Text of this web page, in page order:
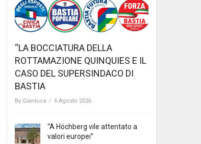
“LA BOCCIATURA DELLA
ROTTAMAZIONE QUINQUIES E IL
CASO DEL SUPERSINDACO DI
BASTIA
By Gianluca / 6 Agosto 2026
“A Höchberg vile attentato a
valori europei”